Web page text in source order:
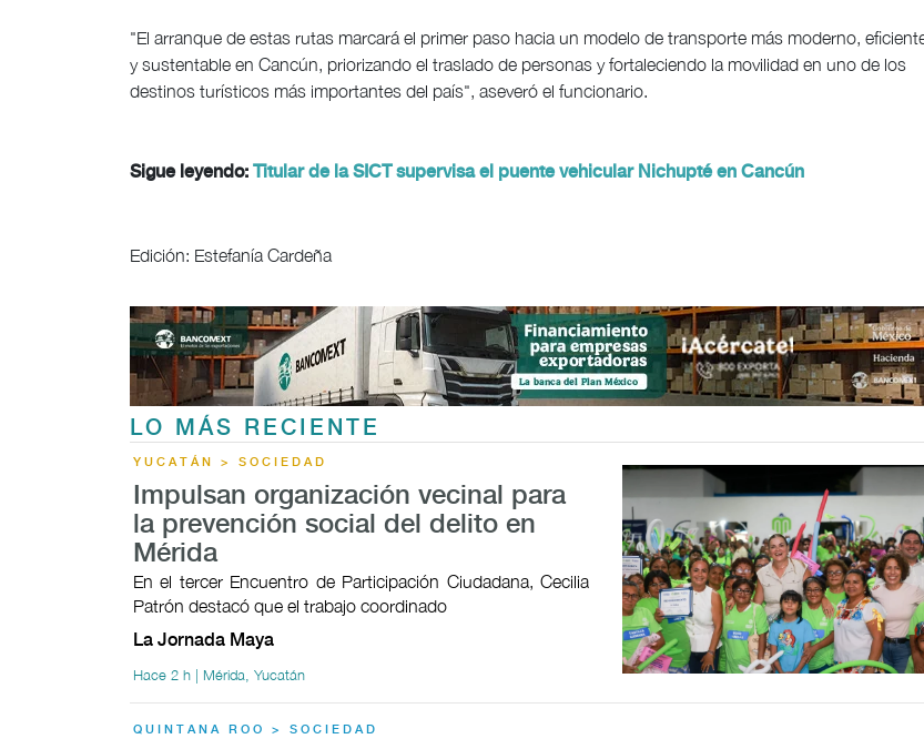
"El arranque de estas rutas marcará el primer paso hacia un modelo de transporte más moderno,
y sustentable en Cancún, priorizando el traslado de personas y fortaleciendo la movilidad en uno de los
destinos turísticos más importantes del país", aseveró el funcionario.
Sigue leyendo: Titular de la SICT supervisa el puente vehicular Nichupté en Cancún
Edición: Estefanía Cardeña
LO MÁS RECIENTE
YUCATÁN > SOCIEDAD
Impulsan organización vecinal para
la prevención social del delito en
Mérida
En el tercer Encuentro de Participación Ciudadana, Cecilia
Patrón destacó que el trabajo coordinado
La Jornada Maya
Hace 2 h | Mérida, Yucatán
QUINTANA ROO > SOCIEDAD